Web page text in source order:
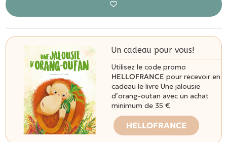
Un cadeau pour vous!
Utilisez le code promo
HELLOFRANCE pour recevoir en
cadeau le livre Une jalousie
d’orang-outan avec un achat
minimum de 35 €
HELLOFRANCE